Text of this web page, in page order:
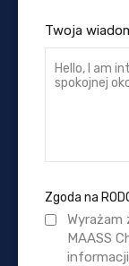
Twoja
Zgoda na
Wyrażam
MAASS